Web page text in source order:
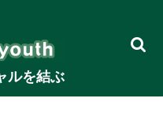
ルを結ぶ